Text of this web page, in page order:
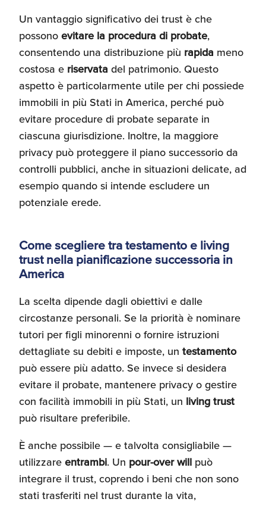
Un vantaggio significativo dei trust è che
possonoevitare la procedura di probate,
consentendo una distribuzione più rapida meno
costosa e riservata del patrimonio. Questo
aspetto è particolarmente utile per chi possiede
immobili in più Stati in America, perché può
evitare procedure di probate separate in
ciascuna giurisdizione. Inoltre, la maggiore
privacy può proteggere il piano successorio da
controlli pubblici, anche in situazioni delicate, ad
esempio quando si intende escludere un
potenziale erede.
Come scegliere tra testamento e living
trust nella pianificazione successoria in
America
La scelta dipende dagli obiettivi e dalle
circostanze personali. Se la priorità è nominare
tutori per figli minorenni o fornire istruzioni
dettagliate su debiti e imposte, un testamento
può essere più adatto. Se invece si desidera
evitare il probate, mantenere privacy o gestire
con facilità immobili in più Stati, un living trust
può risultare preferibile.
È anche possibile — e talvolta consigliabile —
utilizzareentrambi. Un pour-over will può
integrare il trust, coprendo i beni che non sono
stati trasferiti nel trust durante la vita,